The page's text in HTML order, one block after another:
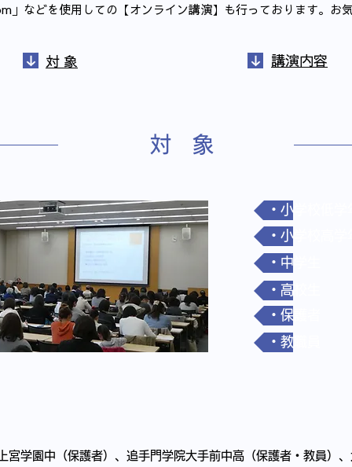
などを使用しての【オンライン講演】も行っております。お
​対 象 ​講演内容
​対 象
・小学校低学
・小学校高学
・中学生
・高校生
・保護者
・教職員
宮学園中（保護者）、追手門学院大手前中高（保護者・教員）